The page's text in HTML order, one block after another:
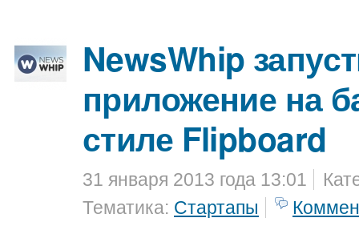
NewsWhip
приложение на
стиле Flipboard
31 января 2013 года 13:01
Тематика: Стартапы